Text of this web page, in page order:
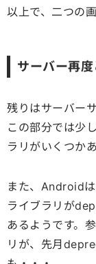
以上で、二つの
サーバー再
残りはサーバー
この部分では少
ラリがいくつか
また、Android
ライブラリが
あるようです。
リが、先月